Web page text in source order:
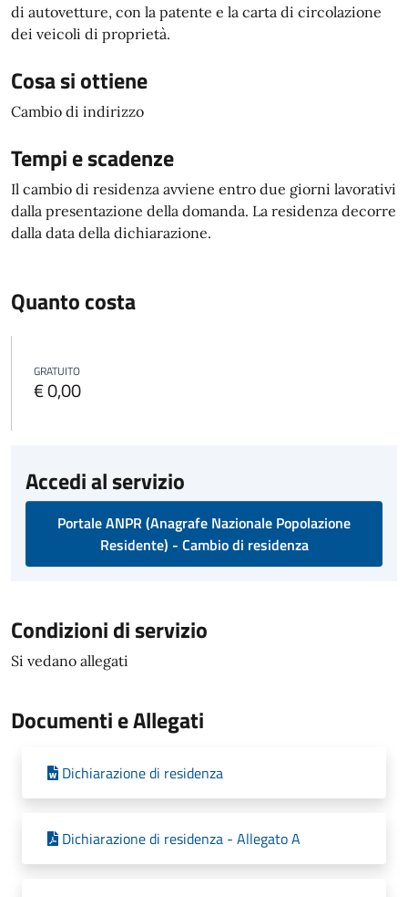
di autovetture, con la patente e la carta di circolazione
dei veicoli di proprietà.
Cosa si ottiene
Cambio di indirizzo
Tempi e scadenze
Il cambio di residenza avviene entro due giorni lavorativi
dalla presentazione della domanda. La residenza decorre
dalla data della dichiarazione.
Quanto costa
GRATUITO
€ 0,00
Accedi al servizio
Portale ANPR (Anagrafe Nazionale Popolazione
Residente) - Cambio di residenza
Condizioni di servizio
Si vedano allegati
Documenti e Allegati
Dichiarazione di residenza
Dichiarazione di residenza - Allegato A